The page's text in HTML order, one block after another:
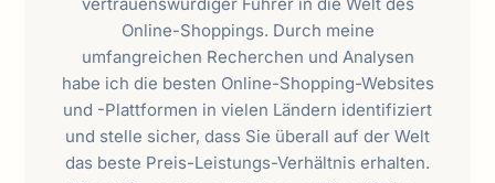
Online-Shoppings. Durch meine
umfangreichen Recherchen und Analysen
habe ich die besten Online-Shopping-Websites
und -Plattformen in vielen Ländern identifiziert
und stelle sicher, dass Sie überall auf der Welt
das beste Preis-Leistungs-Verhältnis erhalten.